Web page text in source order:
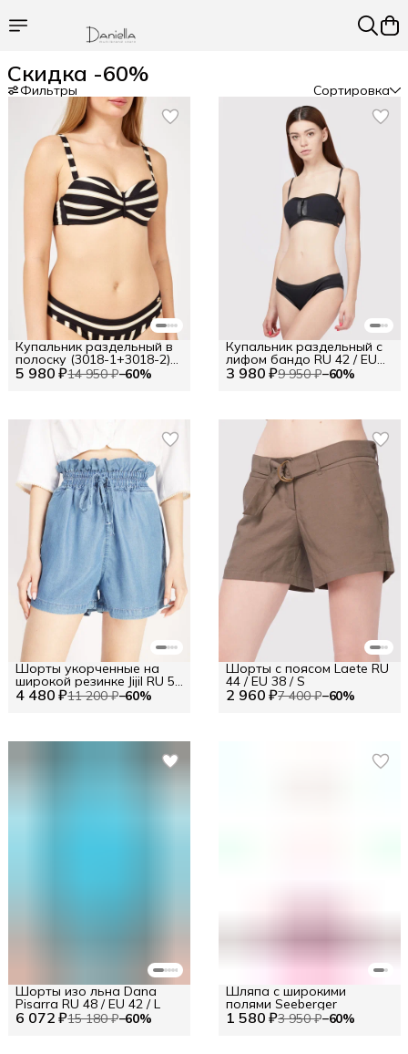
Скидка -60%
Фильтры Сортировка
5 980 ₽14 950 ₽−60%
Купальник раздельный в
полоску (3018-1+3018-2)
Размер 40B (EUR) Цв. 3 980 ₽9 950 ₽−60%
Купальник раздельный с
лифом бандо RU 42 / EU
36 / XS
4 480 ₽11 200 ₽−60%
Шорты укорченные на
широкой резинке Jijil RU 50
/ EU 44 / XL 2 960 ₽7 400 ₽−60%
Шорты с поясом Laete RU
44 / EU 38 / S
6 072 ₽15 180 ₽−60%
Шорты изо льна Dana
Pisarra RU 48 / EU 42 / L
1 580 ₽3 950 ₽−60%
Шляпа с широкими
полями Seeberger